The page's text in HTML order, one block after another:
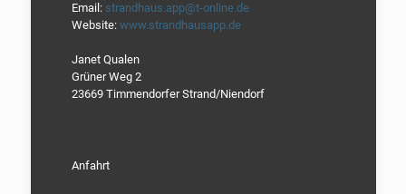
Email:strandhaus.app@t-online.de
Website: www.strandhausapp.de
Janet Qualen
Grüner Weg 2
23669 Timmendorfer Strand/Niendorf
Anfahrt